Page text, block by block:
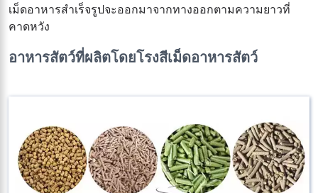
เม็ดอาหารสำเร็จรูปจะออกมาจากทางออกตามความยาวที่
คาดหวัง
อาหารสัตว์ที่ผลิตโดยโรงสีเม็ดอาหารสัตว์